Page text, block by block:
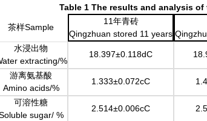
Table 1 The results and analysis of
茶样Sample
11年青砖
Qingzhuan stored 11 years
水浸出物
extracting/%
18.397±0.118dC
游离氨基酸
Amino acids/%
1.333±0.072cC
可溶性糖
sugar/ %
2.514±0.006cC